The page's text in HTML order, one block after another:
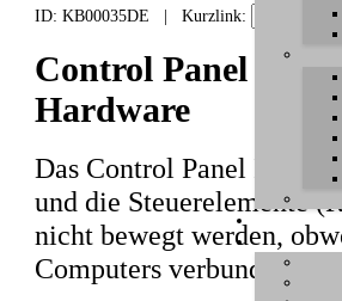
ID: KB00035DE | Kurzlink:
Control Panel
Hardware
Das Control Panel Ihrer
und die Steuerelemente
nicht bewegt werden,
Computers verbunden